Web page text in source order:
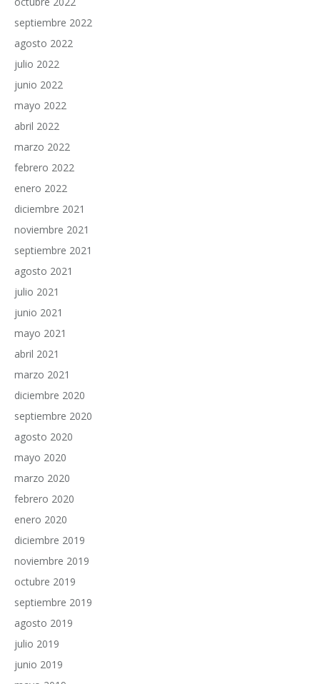
septiembre 2022
agosto 2022
julio 2022
junio 2022
mayo 2022
abril 2022
marzo 2022
febrero 2022
enero 2022
diciembre 2021
noviembre 2021
septiembre 2021
agosto 2021
julio 2021
junio 2021
mayo 2021
abril 2021
marzo 2021
diciembre 2020
septiembre 2020
agosto 2020
mayo 2020
marzo 2020
febrero 2020
enero 2020
diciembre 2019
noviembre 2019
octubre 2019
septiembre 2019
agosto 2019
julio 2019
junio 2019